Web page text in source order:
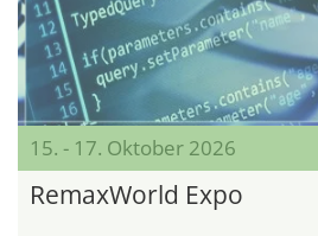
15. - 17. Oktober 2026
RemaxWorld Expo